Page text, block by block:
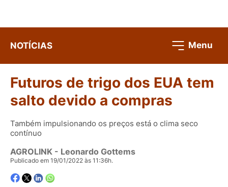
NOTÍCIAS Menu
Futuros de trigo dos EUA tem
salto devido a compras
Também impulsionando os preços está o clima seco
contínuo
AGROLINK - Leonardo Gottems
Publicado em 19/01/2022 às 11:36h.